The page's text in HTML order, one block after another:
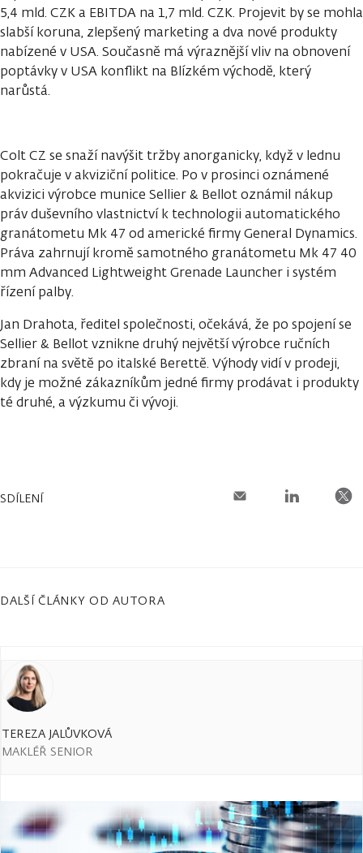
5,4 mld. CZK a EBITDA na 1,7 mld. CZK. Projevit by se mohla
slabší koruna, zlepšený marketing a dva nové produkty
nabízené v USA. Současně má výraznější vliv na obnovení
poptávky v USA konflikt na Blízkém východě, který
narůstá.
Colt CZ se snaží navýšit tržby anorganicky, když v lednu
pokračuje v akviziční politice. Po v prosinci oznámené
akvizici výrobce munice Sellier & Bellot oznámil nákup
práv duševního vlastnictví k technologii automatického
granátometu Mk 47 od americké firmy General Dynamics.
Práva zahrnují kromě samotného granátometu Mk 47 40
mm Advanced Lightweight Grenade Launcher i systém
řízení palby.
Jan Drahota, ředitel společnosti, očekává, že po spojení se
Sellier & Bellot vznikne druhý největší výrobce ručních
zbraní na světě po italské Berettě. Výhody vidí v prodeji,
kdy je možné zákazníkům jedné firmy prodávat i produkty
té druhé, a výzkumu či vývoji.
SDÍLENÍ
DALŠÍ ČLÁNKY OD AUTORA
TEREZA JALŮVKOVÁ
MAKLÉŘ SENIOR